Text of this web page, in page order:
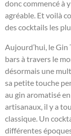
donc commencé à
agréable. Et voilà
des cocktails les
Aujourd’hui, le
bars à travers le
désormais une
sa petite touche
au gin aromatisé
artisanaux, il y a
classique. Un
différentes